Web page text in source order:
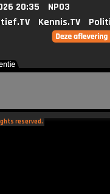
20:35
NPO3
Kennis.TV
reserved.